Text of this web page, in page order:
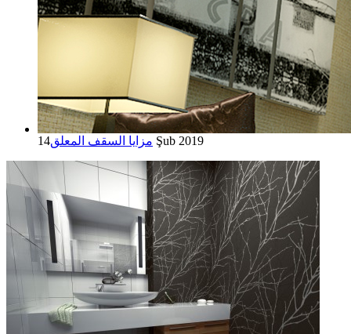
مزايا السقف المعلق 14 Şub 2019